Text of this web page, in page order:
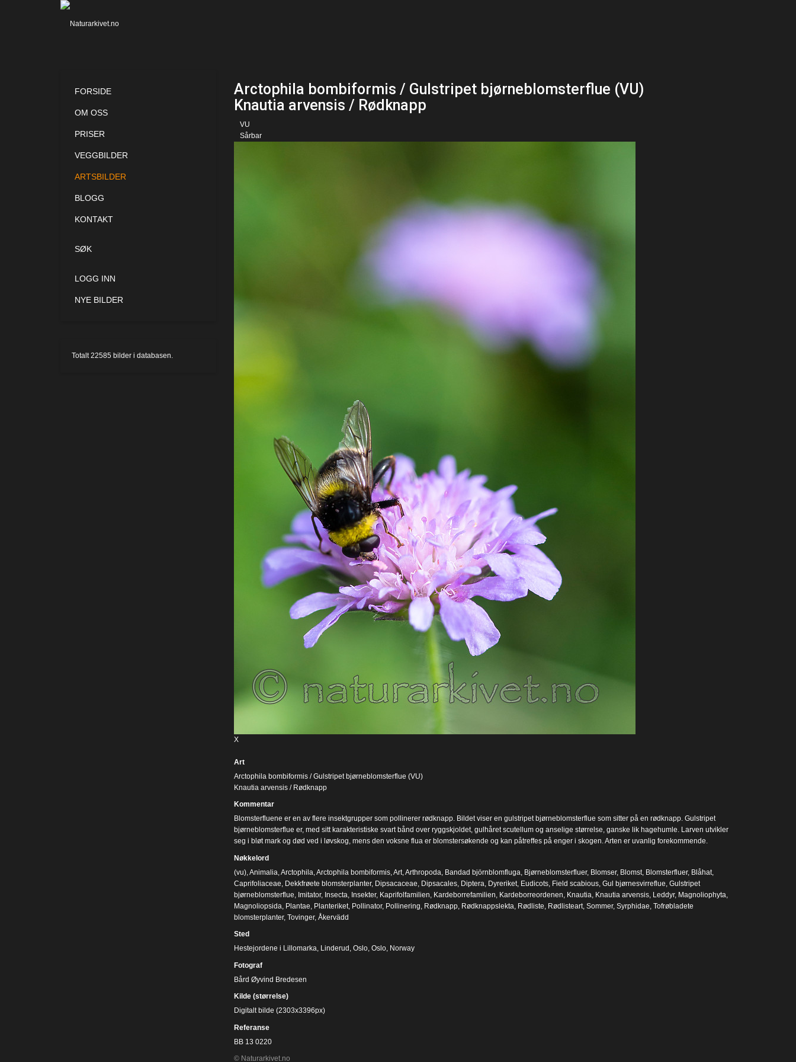
Arctophila bombiformis / Gulstripet bjørneblomsterflue (VU)
Knautia arvensis / Rødknapp
VU
Sårbar
X
Art
Arctophila bombiformis / Gulstripet bjørneblomsterflue (VU)
Knautia arvensis / Rødknapp
Kommentar
Blomsterfluene er en av flere insektgrupper som pollinerer rødknapp. Bildet viser en gulstripet bjørneblomsterflue som sitter på en rødknapp. Gulstripet
bjørneblomsterflue er, med sitt karakteristiske svart bånd over ryggskjoldet, gulhåret scutellum og anselige størrelse, ganske lik hagehumle. Larven utvikler
seg i bløt mark og død ved i løvskog, mens den voksne flua er blomstersøkende og kan påtreffes på enger i skogen. Arten er uvanlig forekommende.
Nøkkelord
(vu), Animalia Arctophila Arctophila bombiformis, Art, Arthropoda Bandad björnblomfluga Bjørneblomsterfluer, Blomser, Blomst, Blomsterfluer, Blåhat,
Caprifoliaceae Dekkfrøete blomsterplanter, Dipsacaceae Dipsacales, Diptera Dyreriket, Eudicots, Field scabious, Gul bjørnesvirreflue Gulstripet
bjørneblomsterflue Imitator, Insecta Insekter, Kaprifolfamilien Kardeborrefamilien Kardeborreordenen Knautia Knautia arvensis, Leddyr, Magnoliophyta
Magnoliopsida Plantae Planteriket, Pollinator, Pollinering Rødknapp, Rødknappslekta Rødliste Rødlisteart, Sommer, Syrphidae Tofrøbladete
blomsterplanter, Tovinger, Åkervädd
Sted
Hestejordene i Lillomarka, Linderud, Oslo, Oslo, Norway
Fotograf
Bård Øyvind Bredesen
Kilde (størrelse)
Digitalt bilde (2303x3396px)
Referanse
BB 13 0220
© Naturarkivet.no
FORSIDE
OM OSS
PRISER
VEGGBILDER
ARTSBILDER
BLOGG
KONTAKT
SØK
LOGG INN
NYE BILDER
Totalt22585 bilder i databasen.